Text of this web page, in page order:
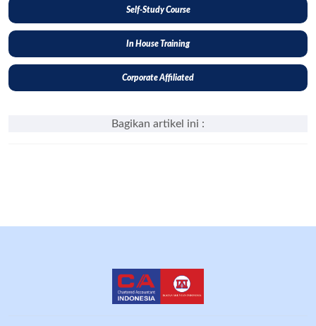
Self-Study Course
In House Training
Corporate Affiliated
Bagikan artikel ini :